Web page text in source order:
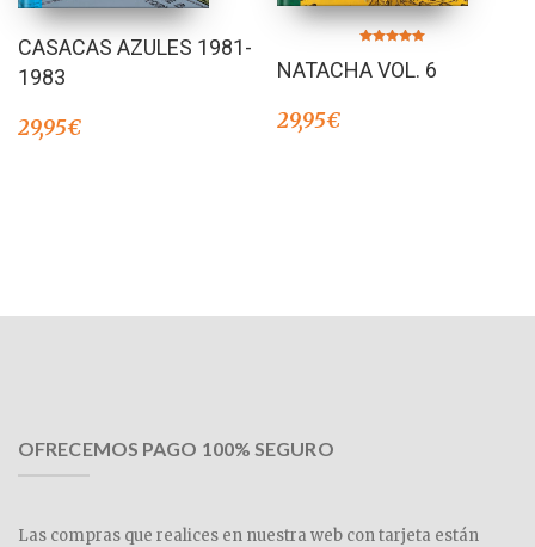
CASACAS AZULES 1981-
1983
29,95€
5.00
de 5
NATACHA VOL. 6
29,95€
OFRECEMOS PAGO 100% SEGURO
Las compras que realices en nuestra web con tarjeta están